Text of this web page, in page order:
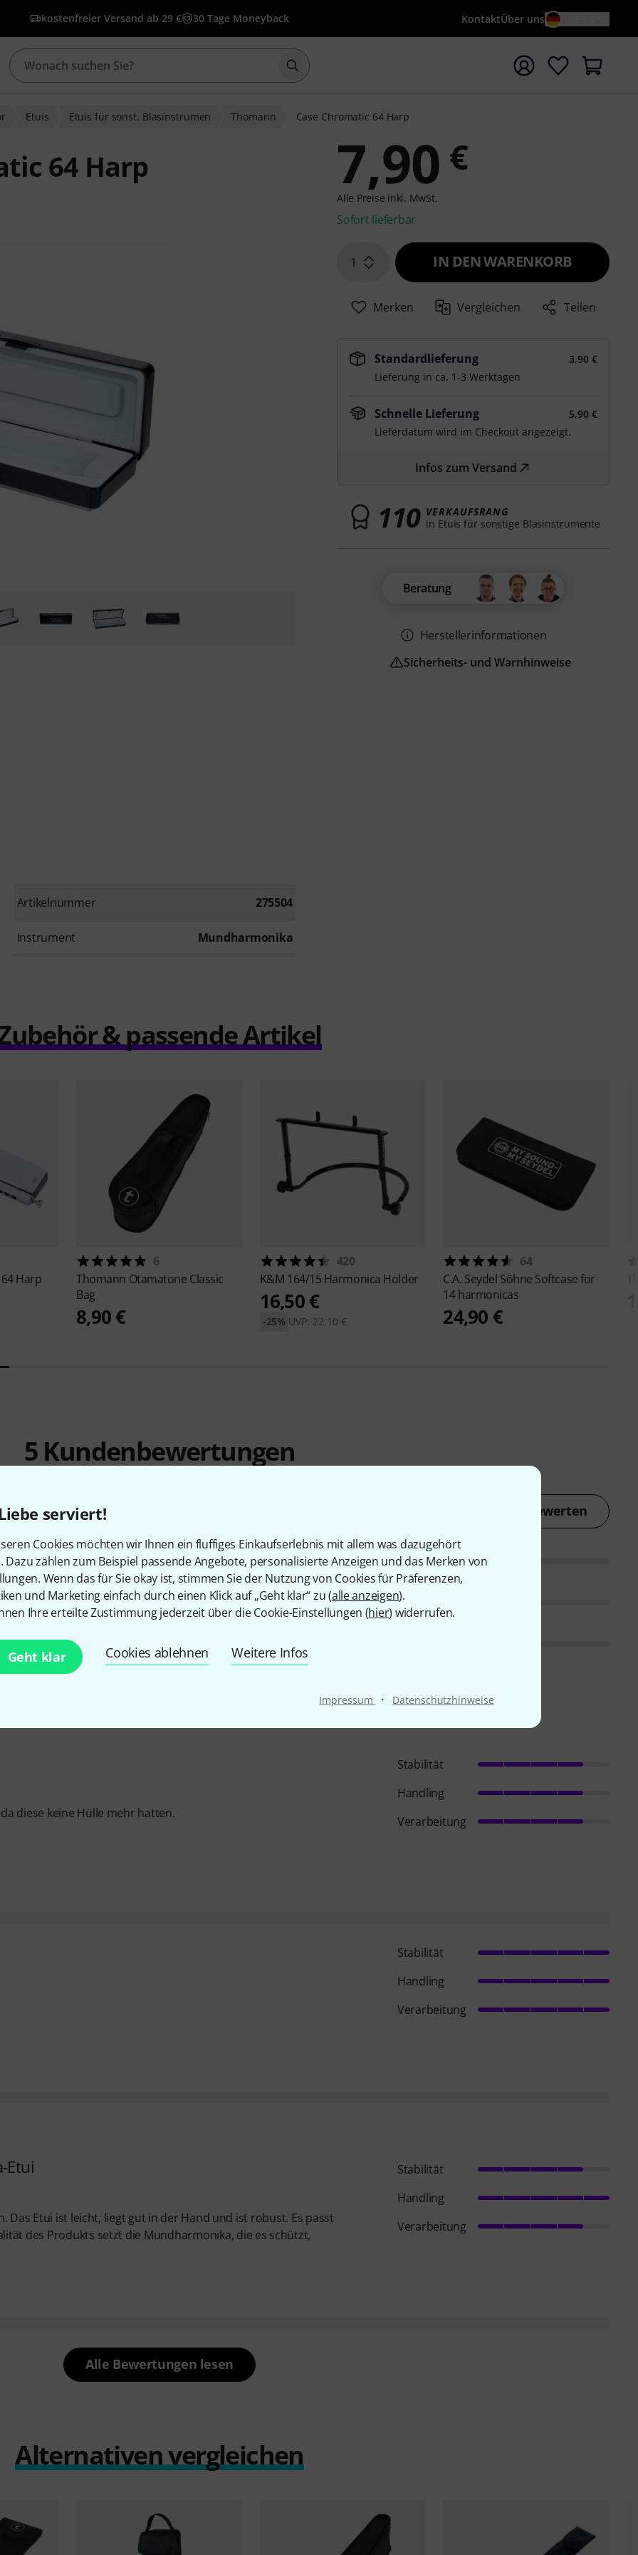
serviert!
Cookies möchten wir Ihnen ein fluffiges Einkaufserlebnis mit allem was dazugehört
Dazu zählen zum Beispiel passende Angebote, personalisierte Anzeigen und das Merken von
Wenn das für Sie okay ist, stimmen Sie der Nutzung von Cookies für Präferenzen,
und Marketing einfach durch einen Klick auf „Geht klar“ zu (alle anzeigen).
Ihre erteilte Zustimmung jederzeit über die Cookie-Einstellungen (hier) widerrufen.
Geht klar Cookies ablehnen Weitere Infos
Impressum · Datenschutzhinweise
kostenfreier Versand ab 29 € 30 Tage Moneyback KontaktÜber uns
Suche mit Suchwort {searchTerm} starten
Etuis Etuis für sonst. Blasinstrumen Thomann Case Chromatic 64 Harp
64 Harp
Artikelnummer 275504
Instrument Mundharmonika
7,90 €
Alle Preise inkl. MwSt.
Sofort lieferbar
1 IN DEN WARENKORB
Merken Vergleichen Teilen
Standardlieferung
3,90 €
Lieferung in ca. 1-3 Werktagen
Schnelle Lieferung
5,90 €
Lieferdatum wird im Checkout angezeigt.
Infos zum Versand
110 VERKAUFSRANG
in Etuis für sonstige Blasinstrumente
Beratung
Herstellerinformationen
Sicherheits- und Warnhinweise
& passende Artikel
Harp
6
Thomann Otamatone Classic
Bag
8,90 €
420
K&M 164/15 Harmonica Holder
16,50 €
UVP: 22,10 €
-25%
64
C.A. Seydel Söhne Softcase for
14 harmonicas
24,90 €
5 Kundenbewertungen
4.6 Jetzt bewerten
diese keine Hülle mehr hatten.
Stabilität
Handling
Verarbeitung
Stabilität
Handling
Verarbeitung
Etui
Das Etui ist leicht, liegt gut in der Hand und ist robust. Es passt
des Produkts setzt die Mundharmonika, die es schützt,
Stabilität
Handling
Verarbeitung
Alle Bewertungen lesen
Alternativen vergleichen